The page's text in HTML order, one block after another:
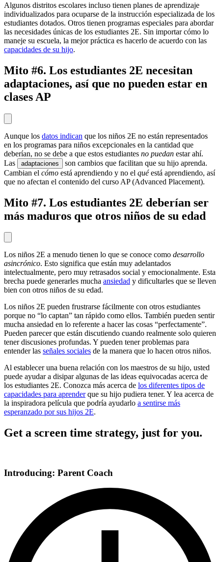
Algunos distritos escolares incluso tienen planes de aprendizaje
individualizados para ocuparse de la instrucción especializada de los
estudiantes dotados. Otros tienen programas especiales para abordar
las necesidades únicas de los estudiantes 2E. Sin importar cómo lo
maneje su escuela, la mejor práctica es hacerlo de acuerdo con las
capacidades de su hijo.
Mito #6. Los estudiantes 2E necesitan
adaptaciones, así que no pueden estar en
clases AP
Aunque los datos indican que los niños 2E no están representados
en los programas para niños excepcionales en la cantidad que
deberían, no se debe a que estos estudiantes no puedan estar ahí.
Las
adaptaciones
son cambios que facilitan que su hijo aprenda.
Cambian el cómo está aprendiendo y no el quéestá aprendiendo, así
que no afectan el contenido del curso AP (Advanced Placement).
Mito #7. Los estudiantes 2E deberían ser
más maduros que otros niños de su edad
Los niños 2E a menudo tienen lo que se conoce como desarrollo
asincrónico. Esto significa que están muy adelantados
intelectualmente, pero muy retrasados social y emocionalmente. Esta
brecha puede generarles mucha ansiedad y dificultarles que se lleven
bien con otros niños de su edad.
Los niños 2E pueden frustrarse fácilmente con otros estudiantes
porque no “lo captan” tan rápido como ellos. También pueden sentir
mucha ansiedad en lo referente a hacer las cosas “perfectamente”.
Pueden parecer que están discutiendo cuando realmente solo quieren
tener discusiones profundas. Y pueden tener problemas para
entender las señales sociales de la manera que lo hacen otros niños.
Al establecer una buena relación con los maestros de su hijo, usted
puede ayudar a disipar algunas de las ideas equivocadas acerca de
los estudiantes 2E. Conozca más acerca de los diferentes tipos de
capacidades para aprenderque su hijo pudiera tener. Y lea acerca de
la inspiradora película que podría ayudarlo a sentirse más
esperanzado por sus hijos 2E.
Get a screen time strategy, just for you.
Introducing: Parent Coach